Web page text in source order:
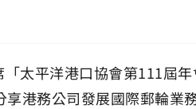
太平洋港口協會第111屆
港務公司發展國際郵輪業